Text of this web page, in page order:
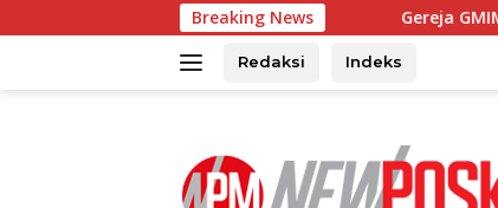
ke
Breaking NewsGereja GMIM Imanuel
Redaksi Indeks